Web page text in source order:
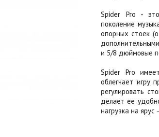
Spider Pro -
поколение
опорных стоек
и 5/8 дюймовые
Spider Pro
облегчает игру
регулировать
делает ее
нагрузка на ярус